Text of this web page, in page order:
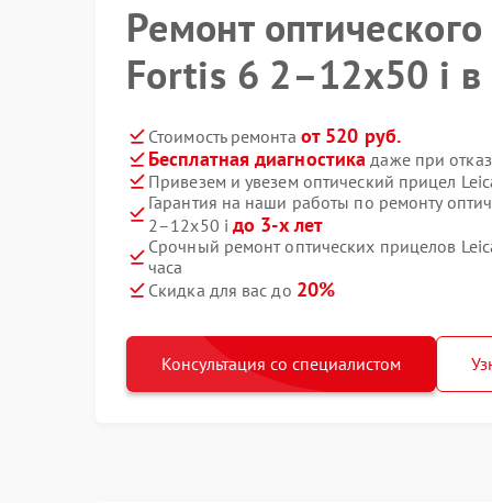
Ремонт
Fortis 6 2–12x50 i
Стоимость ремонта от 520 руб.
Бесплатная диагностика даже при
Привезем и увезем оптический прицел
Гарантия на наши работы по ремонту
2–12x50 i до 3-х лет
Срочный ремонт оптических прицелов
часа
Скидка для вас до 20%
Консультация со специалистом